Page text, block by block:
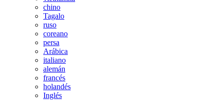
chino
Tagalo
ruso
coreano
persa
Arábica
italiano
alemán
francés
holandés
Inglés